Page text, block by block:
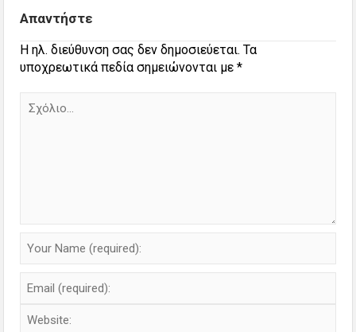
Απαντήστε
Η ηλ. διεύθυνση σας δεν δημοσιεύεται. Τα
υποχρεωτικά πεδία σημειώνονται με*